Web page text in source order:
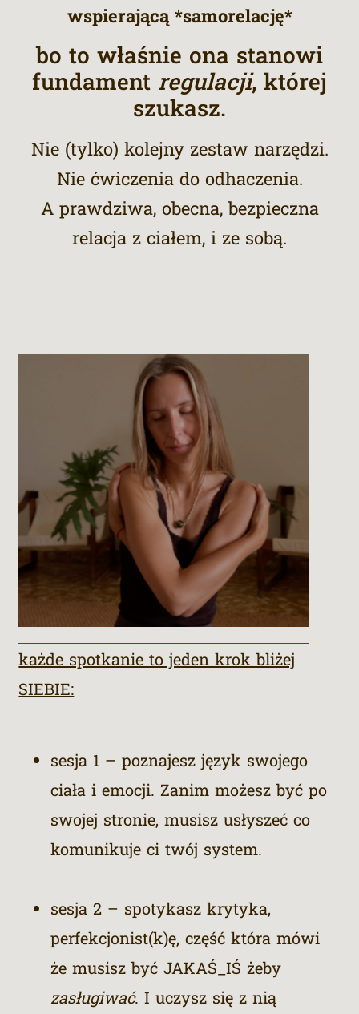
wspierającą *samorelację*
bo to właśnie ona stanowi
fundament regulacji, której
szukasz.
Nie (tylko) kolejny zestaw narzędzi.
Nie ćwiczenia do odhaczenia.
A prawdziwa, obecna, bezpieczna
relacja z ciałem, i ze sobą.
każde spotkanie to jeden krok bliżej
SIEBIE:
sesja 1 – poznajesz język swojego
ciała i emocji. Zanim możesz być po
swojej stronie, musisz usłyszeć co
komunikuje ci twój system.
sesja 2 – spotykasz krytyka,
perfekcjonist(k)ę, część która mówi
że musisz być JAKAŚ_IŚ żeby
zasługiwać. I uczysz się z nią